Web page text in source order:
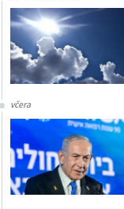
včera